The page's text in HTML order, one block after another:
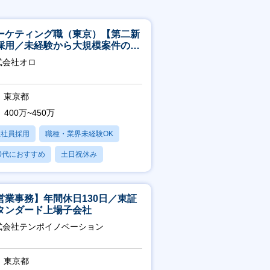
ケティング職（東京）【第二新
用／未経験から大規模案件のマ
ティングが経験できる／研修充
会社オロ
東京都
400万~450万
員採用 職種・業界未経験OK
代におすすめ 土日祝休み
120日以上
業事務】年間休日130日／東証
ンダード上場子会社
会社テンポイノベーション
東京都